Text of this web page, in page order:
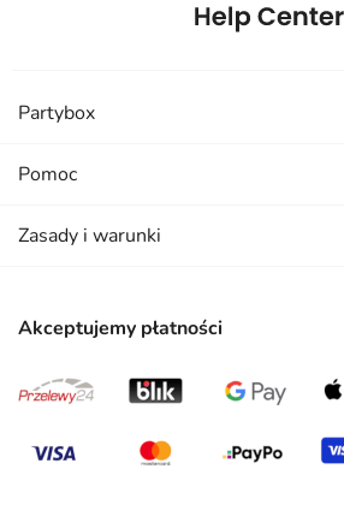
Akceptujemy płatności
Partybox
Pomoc
Zasady i warunki